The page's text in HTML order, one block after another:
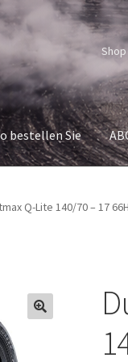
Shop
bestellen Sie
Q-Lite 140/70 – 17